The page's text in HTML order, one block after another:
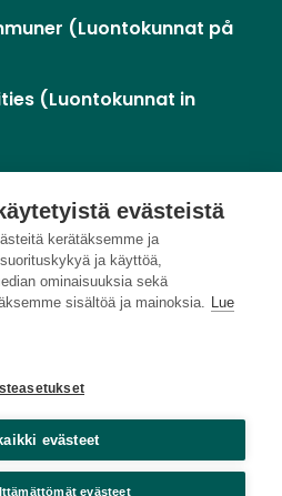
evästeistä
kerätäksemme ja
ja käyttöä,
ominaisuuksia sekä
sisältöä ja mainoksia. Lue
evästeet
evästeet
(Luontokunnat på
(Luontokunnat in